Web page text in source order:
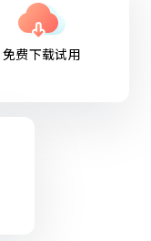
免费下载试用